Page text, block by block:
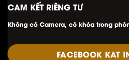
CAM KẾT RIÊNG TƯ
Không có Camera, có khóa trong
FACEBOOK KAT